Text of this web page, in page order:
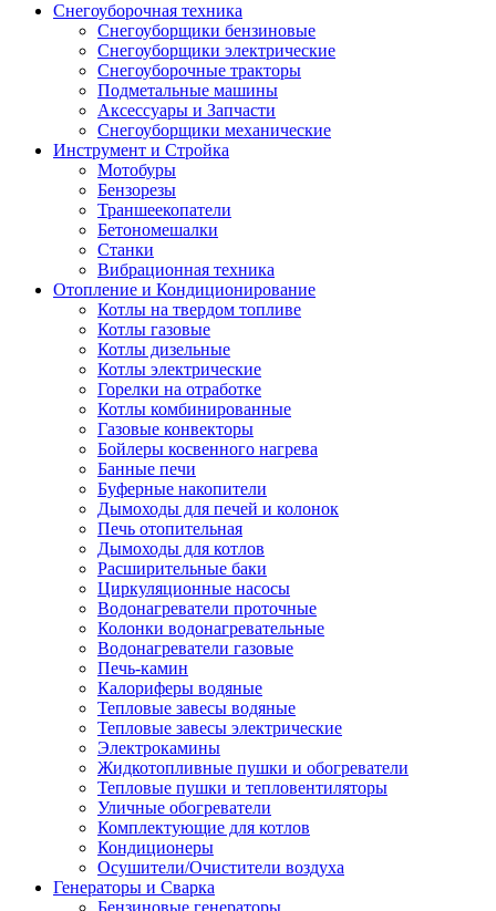
Снегоуборочная техника
Снегоуборщики бензиновые
Снегоуборщики электрические
Снегоуборочные тракторы
Подметальные машины
Аксессуары и Запчасти
Снегоуборщики механические
Инструмент и Стройка
Мотобуры
Бензорезы
Траншеекопатели
Бетономешалки
Станки
Вибрационная техника
Отопление и Кондиционирование
Котлы на твердом топливе
Котлы газовые
Котлы дизельные
Котлы электрические
Горелки на отработке
Котлы комбинированные
Газовые конвекторы
Бойлеры косвенного нагрева
Банные печи
Буферные накопители
Дымоходы для печей и колонок
Печь отопительная
Дымоходы для котлов
Расширительные баки
Циркуляционные насосы
Водонагреватели проточные
Колонки водонагревательные
Водонагреватели газовые
Печь-камин
Калориферы водяные
Тепловые завесы водяные
Тепловые завесы электрические
Электрокамины
Жидкотопливные пушки и обогреватели
Тепловые пушки и тепловентиляторы
Уличные обогреватели
Комплектующие для котлов
Кондиционеры
Осушители/Очистители воздуха
Генераторы и Сварка